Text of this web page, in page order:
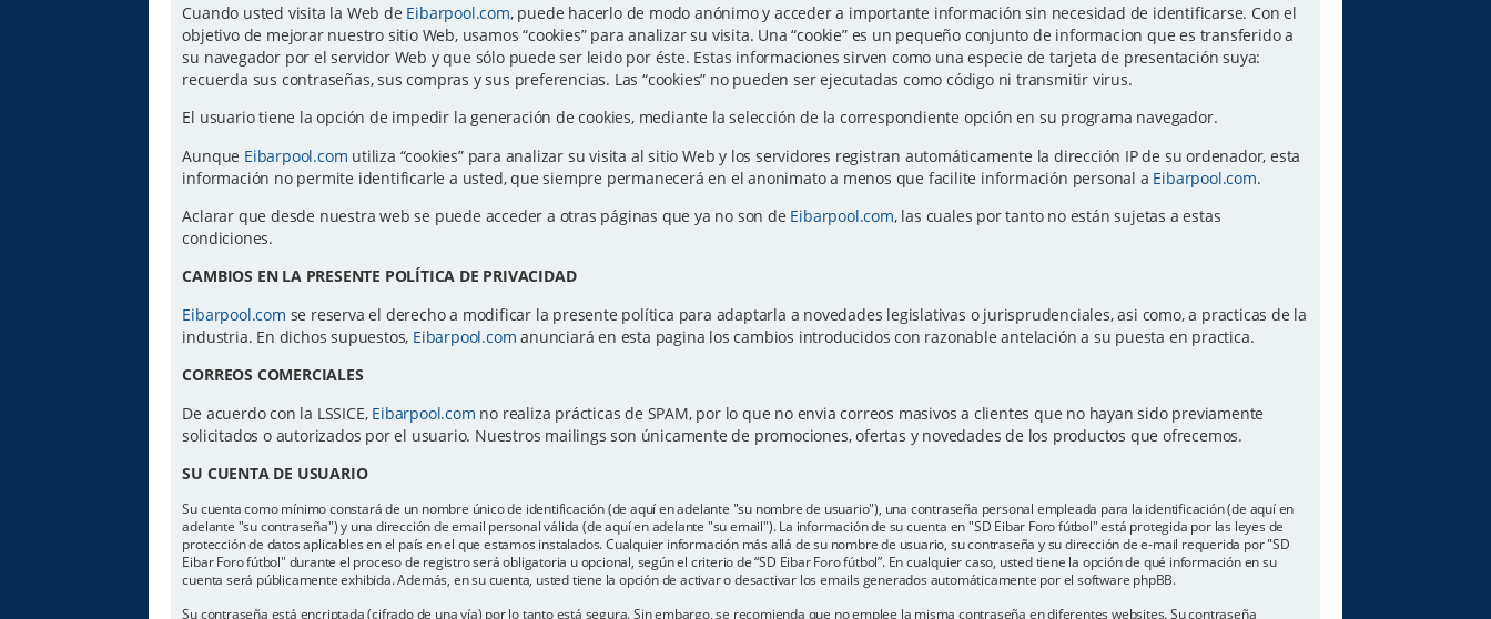
Cuando usted visita la Web de Eibarpool.com, puede hacerlo de modo anónimo y acceder a importante información sin necesidad de identificarse. Con el
objetivo de mejorar nuestro sitio Web, usamos “cookies” para analizar su visita. Una “cookie” es un pequeño conjunto de informacion que es transferido a
su navegador por el servidor Web y que sólo puede ser leido por éste. Estas informaciones sirven como una especie de tarjeta de presentación suya:
recuerda sus contraseñas, sus compras y sus preferencias. Las “cookies” no pueden ser ejecutadas como código ni transmitir virus.
El usuario tiene la opción de impedir la generación de cookies, mediante la selección de la correspondiente opción en su programa navegador.
Aunque Eibarpool.com utiliza “cookies” para analizar su visita al sitio Web y los servidores registran automáticamente la dirección IP de su ordenador, esta
información no permite identificarle a usted, que siempre permanecerá en el anonimato a menos que facilite información personal a Eibarpool.com.
Aclarar que desde nuestra web se puede acceder a otras páginas que ya no son de Eibarpool.com, las cuales por tanto no están sujetas a estas
condiciones.
CAMBIOS EN LA PRESENTE POLÍTICA DE PRIVACIDAD
Eibarpool.com se reserva el derecho a modificar la presente política para adaptarla a novedades legislativas o jurisprudenciales, asi como, a practicas de la
industria. En dichos supuestos, Eibarpool.com anunciará en esta pagina los cambios introducidos con razonable antelación a su puesta en practica.
CORREOS COMERCIALES
De acuerdo con la LSSICE, Eibarpool.com no realiza prácticas de SPAM, por lo que no envia correos masivos a clientes que no hayan sido previamente
solicitados o autorizados por el usuario. Nuestros mailings son únicamente de promociones, ofertas y novedades de los productos que ofrecemos.
SU CUENTA DE USUARIO
Su cuenta como mínimo constará de un nombre único de identificación (de aquí en adelante "su nombre de usuario"), una contraseña personal empleada para la identificación (de aquí en
adelante "su contraseña") y una dirección de email personal válida (de aquí en adelante "su email"). La información de su cuenta en "SD Eibar Foro fútbol" está protegida por las leyes de
protección de datos aplicables en el país en el que estamos instalados. Cualquier información más allá de su nombre de usuario, su contraseña y su dirección de e-mail requerida por "SD
Eibar Foro fútbol" durante el proceso de registro será obligatoria u opcional, según el criterio de “SD Eibar Foro fútbol”. En cualquier caso, usted tiene la opción de qué información en su
cuenta será públicamente exhibida. Además, en su cuenta, usted tiene la opción de activar o desactivar los emails generados automáticamente por el software phpBB.
Su contraseña está encriptada (cifrado de una vía) por lo tanto está segura. Sin embargo, se recomienda que no emplee la misma contraseña en diferentes websites. Su contraseña